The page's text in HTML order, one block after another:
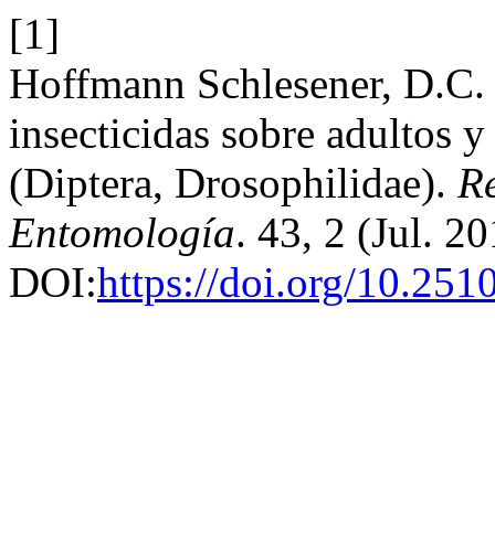
[1]
Hoffmann Schlesener,
insecticidas sobre adultos
(Diptera, Drosophilidae).
Entomología. 43, 2 (Jul.
DOI:https://doi.org/